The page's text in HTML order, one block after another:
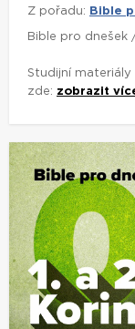
Z pořadu: Bible
Bible pro dnešek
Studijní
zde: zobrazit